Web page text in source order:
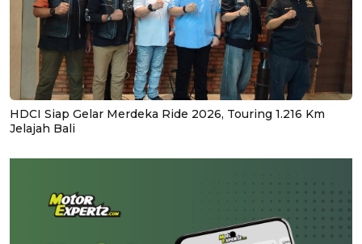
HDCI Siap Gelar Merdeka Ride 2026, Touring 1.216 Km
Jelajah Bali